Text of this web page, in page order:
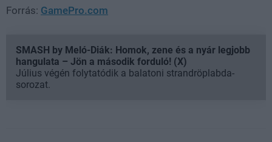
Forrás: GamePro.com
SMASH by Meló-Diák: Homok, zene és a nyár legjobb
hangulata – Jön a második forduló! (X)
Július végén folytatódik a balatoni strandröplabda-
sorozat.